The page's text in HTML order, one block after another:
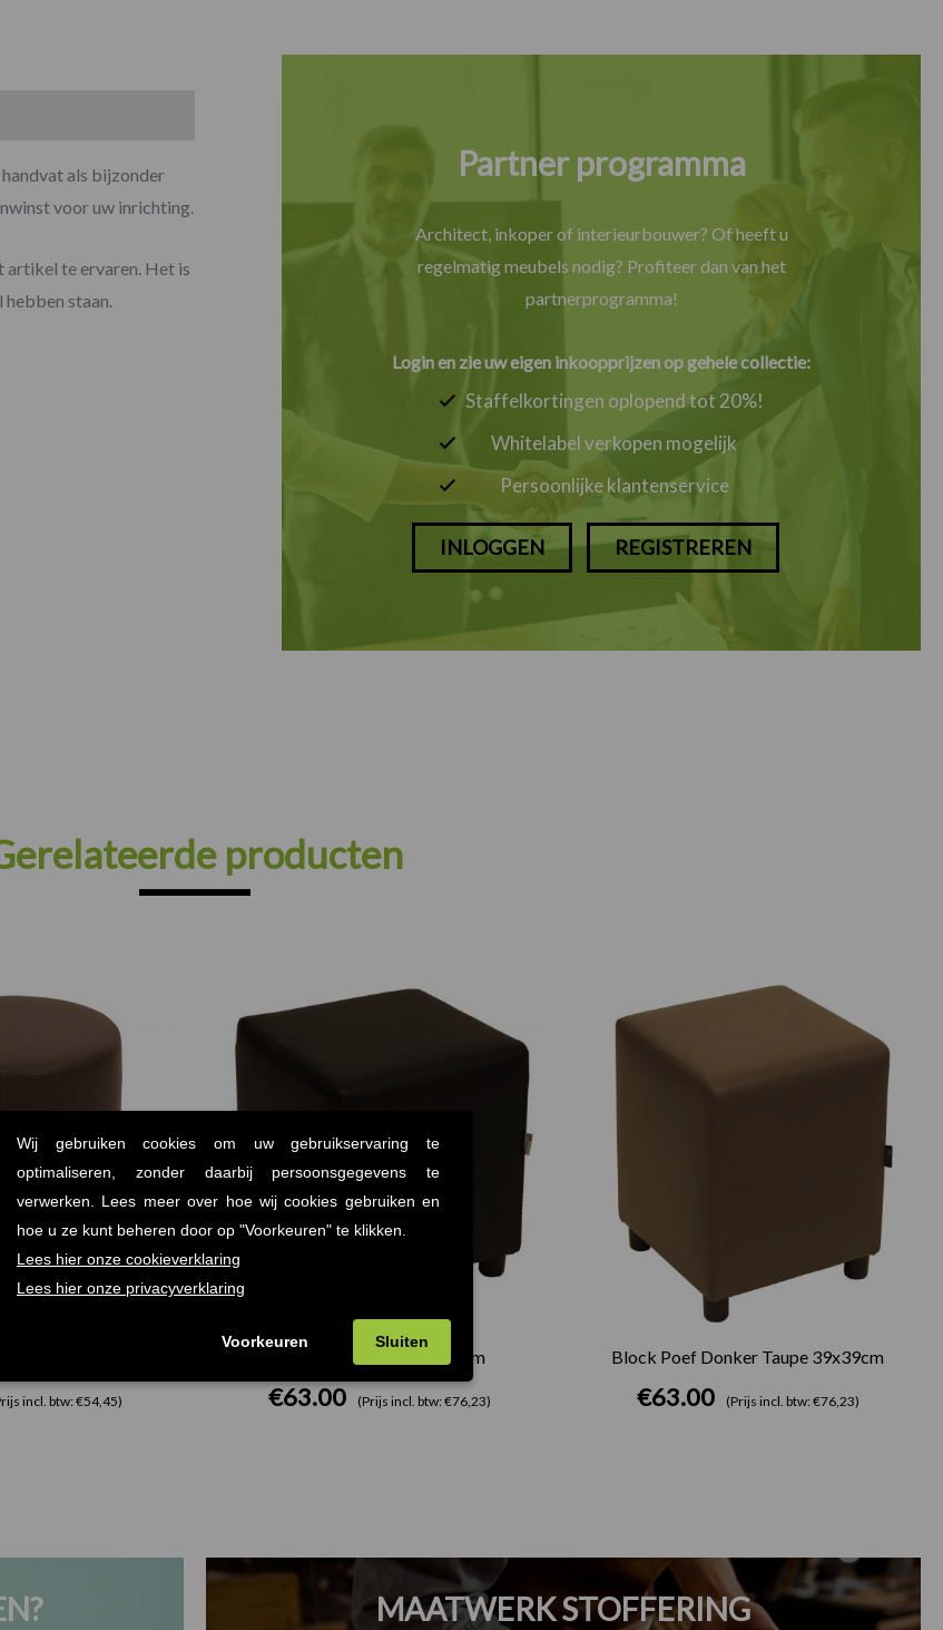
als bijzonder
voor uw inrichting.
artikel te ervaren. Het is
staan.
Partner programma
Architect, inkoper of interieurbouwer? Of heeft u
regelmatig meubels nodig? Profiteer dan van het
partnerprogramma!
Login en zie uw eigen inkoopprijzen op gehele collectie:
Staffelkortingen oplopend tot 20%!
Whitelabel verkopen mogelijk
Persoonlijke klantenservice
INLOGGEN REGISTREREN
producten
Taupe Ø37,50cm
incl. btw: €54,45)
Block Poef Zwart 39x39cm
€63.00 (Prijs incl. btw: €76,23)
Block Poef Donker Taupe 39x39cm
€63.00 (Prijs incl. btw: €76,23)
MAATWERK STOFFERING